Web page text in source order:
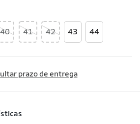
40 41 42 43 44
prazo de entrega